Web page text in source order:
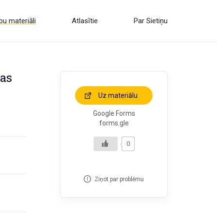
materiāli Atlasītie Par Sietiņu
Uz materiālu
Google Forms
forms.gle
0
Ziņot par problēmu